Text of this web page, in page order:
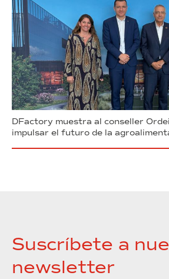
DFactory muestra al conseller
impulsar el futuro de la
Suscríbete a
newsletter